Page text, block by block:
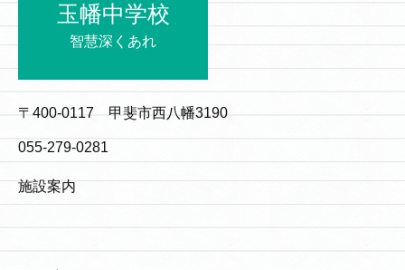
玉幡中学校
智慧深くあれ
〒400-0117 甲斐市西八幡3190
055-279-0281
施設案内